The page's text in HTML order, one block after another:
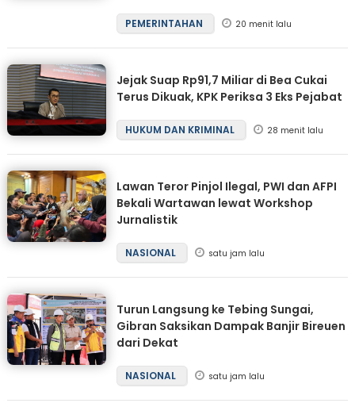
PEMERINTAHAN 20 menit lalu
Jejak Suap Rp91,7 Miliar di Bea Cukai
Terus Dikuak, KPK Periksa 3 Eks Pejabat
HUKUM DAN KRIMINAL 28 menit lalu
Lawan Teror Pinjol Ilegal, PWI dan AFPI
Bekali Wartawan lewat Workshop
Jurnalistik
NASIONAL satu jam lalu
Turun Langsung ke Tebing Sungai,
Gibran Saksikan Dampak Banjir Bireuen
dari Dekat
NASIONAL satu jam lalu